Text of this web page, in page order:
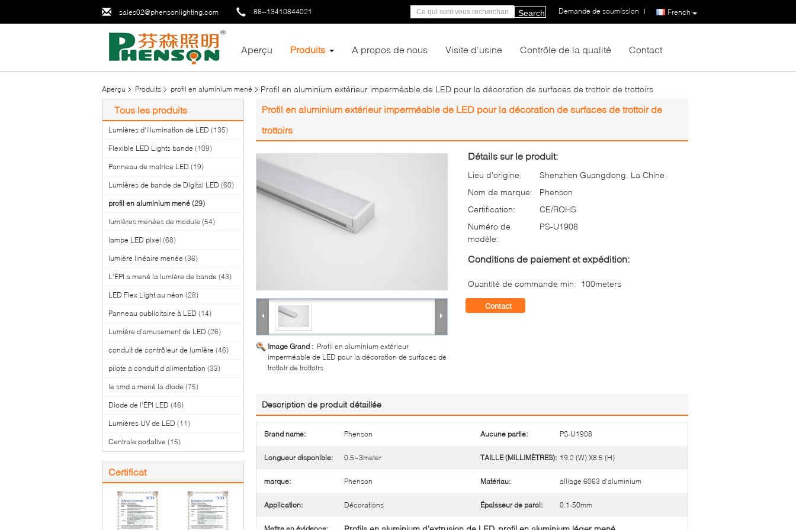
sales02@phensonlighting.com 86--13410844021 French
Demande de soumission |
Search
Aperçu Produits A propos de nous Visite d'usine Contrôle de la qualité Contact
Aperçu Produits profil en aluminium mené Profil en aluminium extérieur imperméable de LED pour la décoration de surfaces de trottoir de trottoirs
Tous les produits
Lumières d'illumination de LED (135)
Flexible LED Lights bande (109)
Panneau de matrice LED (19)
Lumières de bande de Digital LED (60)
profil en aluminium mené (29)
lumières menées de module (54)
lampe LED pixel (68)
lumière linéaire menée (36)
L'ÉPI a mené la lumière de bande (43)
LED Flex Light au néon (28)
Panneau publicitaire à LED (14)
Lumière d'amusement de LED (26)
conduit de contrôleur de lumière (46)
pilote a conduit d'alimentation (33)
le smd a mené la diode (75)
Diode de l'ÉPI LED (46)
Lumières UV de LED (11)
Centrale portative (15)
Certificat
Profil en aluminium extérieur imperméable de LED pour la décoration de surfaces de trottoir de
trottoirs
Image Grand : Profil en aluminium extérieur
imperméable de LED pour la décoration de surfaces de
trottoir de trottoirs
Détails sur le produit:
Lieu d'origine:
Shenzhen Guangdong. La Chine
Nom de marque:
Phenson
Certification:
CE/ROHS
Numéro de
modèle:
PS-U1908
Conditions de paiement et expédition:
Quantité de commande min: 100meters
Contact
Description de produit détaillée
Brand name: Phenson Aucune partie: PS-U1908
Longueur disponible: 0.5~3meter TAILLE (MILLIMÈTRES): 19,2 (W) X8.5 (H)
marque: Phenson Matériau: alliage 6063 d'aluminium
Application: Décorations Épaisseur de paroi: 0.1-50mm